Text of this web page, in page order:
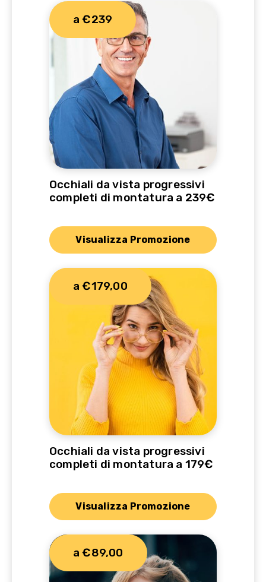
a €239
Occhiali da vista progressivi
completi di montatura a 239€
Visualizza Promozione
a €179,00
Occhiali da vista progressivi
completi di montatura a 179€
Visualizza Promozione
a €89,00